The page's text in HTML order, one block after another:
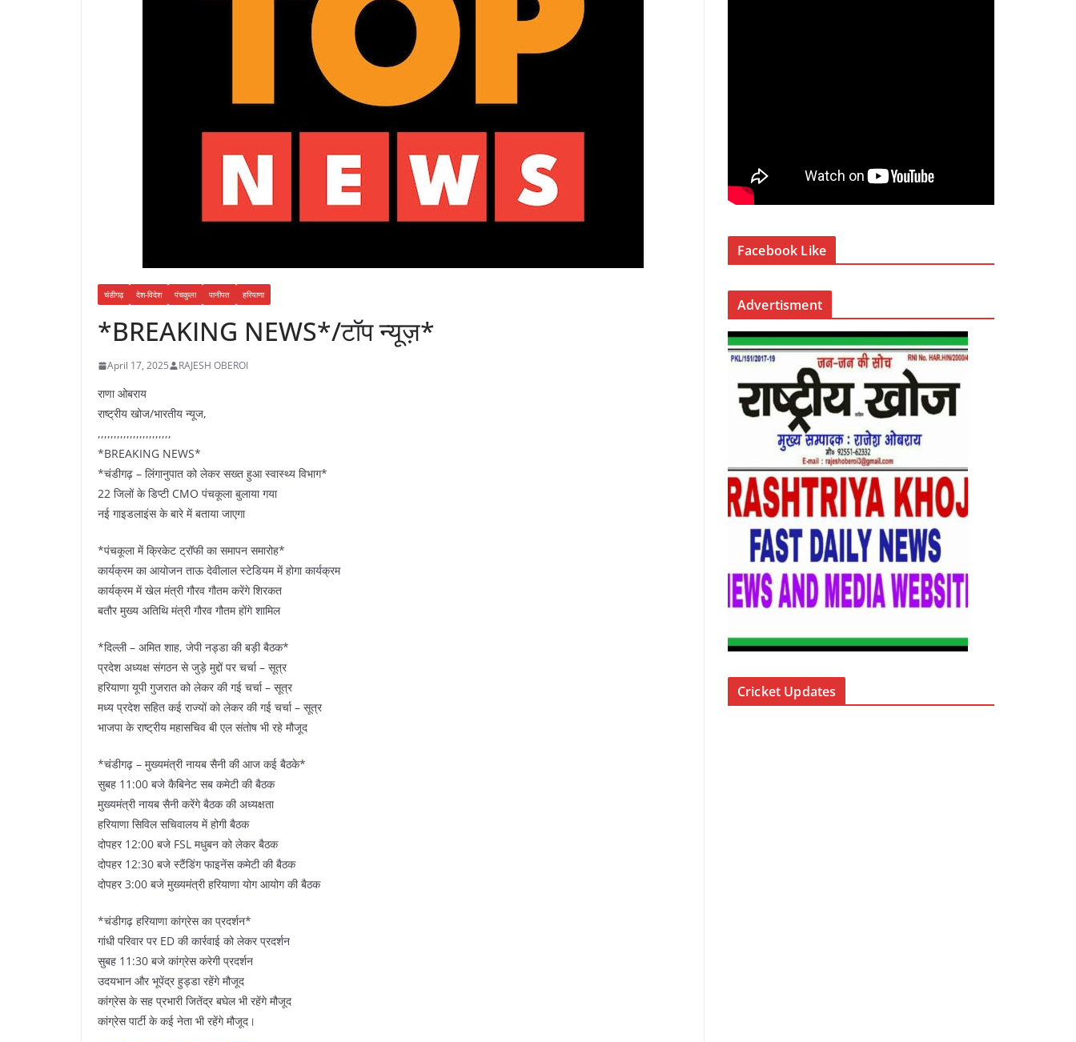
चंडीगढ़ देश-विदेश पंचकुला पानीपत हरियाणा
*BREAKING NEWS*/टॉप न्यूज़*
April 17, 2025 RAJESH OBEROI
राणा ओबराय
राष्ट्रीय खोज/भारतीय न्यूज,
,,,,,,,,,,,,,,,,,,,,,,,
*BREAKING NEWS*
*चंडीगढ़ – लिंगानुपात को लेकर सख्त हुआ स्वास्थ्य विभाग*
22 जिलों के डिप्टी CMO पंचकूला बुलाया गया
नई गाइडलाइंस के बारे में बताया जाएगा
*पंचकूला में क्रिकेट ट्रॉफी का समापन समारोह*
कार्यक्रम का आयोजन ताऊ देवीलाल स्टेडियम में होगा कार्यक्रम
कार्यक्रम में खेल मंत्री गौरव गौतम करेंगे शिरकत
बतौर मुख्य अतिथि मंत्री गौरव गौतम होंगे शामिल
*दिल्ली – अमित शाह, जेपी नड्डा की बड़ी बैठक*
प्रदेश अध्यक्ष संगठन से जुड़े मुद्दों पर चर्चा – सूत्र
हरियाणा यूपी गुजरात को लेकर की गई चर्चा – सूत्र
मध्य प्रदेश सहित कई राज्यों को लेकर की गई चर्चा – सूत्र
भाजपा के राष्ट्रीय महासचिव बी एल संतोष भी रहे मौजूद
*चंडीगढ़ – मुख्यमंत्री नायब सैनी की आज कई बैठके*
सुबह 11:00 बजे कैबिनेट सब कमेटी की बैठक
मुख्यमंत्री नायब सैनी करेंगे बैठक की अध्यक्षता
हरियाणा सिविल सचिवालय में होगी बैठक
दोपहर 12:00 बजे FSL मधुबन को लेकर बैठक
दोपहर 12:30 बजे स्टैंडिंग फाइनेंस कमेटी की बैठक
दोपहर 3:00 बजे मुख्यमंत्री हरियाणा योग आयोग की बैठक
*चंडीगढ़ हरियाणा कांग्रेस का प्रदर्शन*
गांधी परिवार पर ED की कार्रवाई को लेकर प्रदर्शन
सुबह 11:30 बजे कांग्रेस करेगी प्रदर्शन
उदयभान और भूपेंद्र हुड्डा रहेंगे मौजूद
कांग्रेस के सह प्रभारी जितेंद्र बघेल भी रहेंगे मौजूद
कांग्रेस पार्टी के कई नेता भी रहेंगे मौजूद।
Facebook Like
Advertisment
Cricket Updates